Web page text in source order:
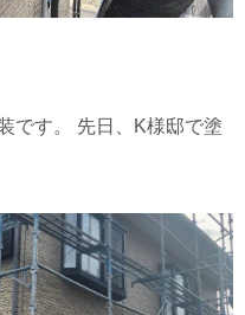
です。 先日、K様邸で塗